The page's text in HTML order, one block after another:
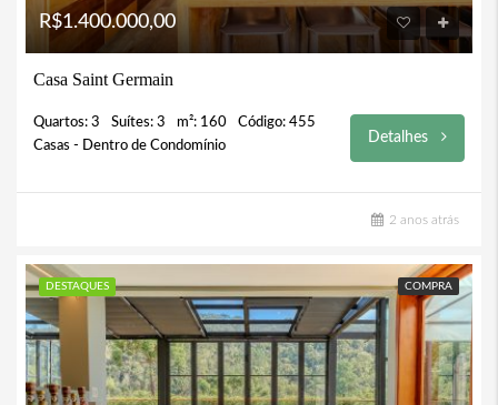
R$1.400.000,00
Casa Saint Germain
Quartos: 3 Suítes: 3 m²: 160
Código: 455
Casas - Dentro de Condomínio
Detalhes
2 anos atrás
DESTAQUES COMPRA